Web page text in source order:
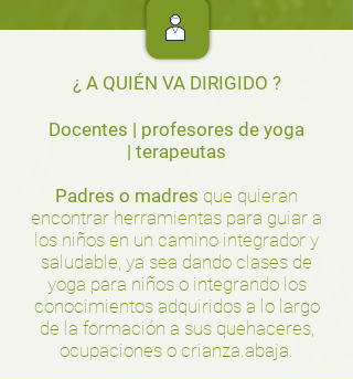
¿ A QUIÉN VA DIRIGIDO ?
Docentes | profesores de yoga
| terapeutas
Padres o madres que quieran
encontrar herramientas para guiar a
los niños en un camino integrador y
saludable, ya sea dando clases de
yoga para niños o integrando los
conocimientos adquiridos a lo largo
de la formación a sus quehaceres,
ocupaciones o crianza.abaja.